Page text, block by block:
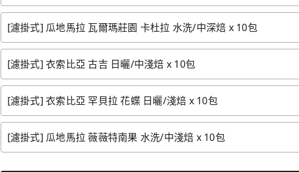
[濾掛式] 瓜地馬拉 瓦爾瑪莊園 卡杜拉 水洗/中深焙 x 10包
[濾掛式] 衣索比亞 古吉 日曬/中淺焙 x 10包
[濾掛式] 衣索比亞 罕貝拉 花蝶 日曬/淺焙 x 10包
[濾掛式] 瓜地馬拉 薇薇特南果 水洗/中淺焙 x 10包